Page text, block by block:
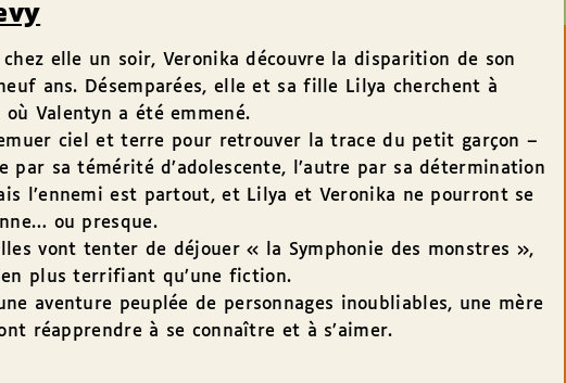
elle un soir, Veronika découvre la disparition de son
ans. Désemparées, elle et sa fille Lilya cherchent à
où Valentyn a été emmené.
ciel et terre pour retrouver la trace du petit garçon –
par sa témérité d’adolescente, l’autre par sa détermination
l’ennemi est partout, et Lilya et Veronika ne pourront se
ou presque.
vont tenter de déjouer « la Symphonie des monstres »,
plus terrifiant qu’une fiction.
aventure peuplée de personnages inoubliables, une mère
réapprendre à se connaître et à s’aimer.